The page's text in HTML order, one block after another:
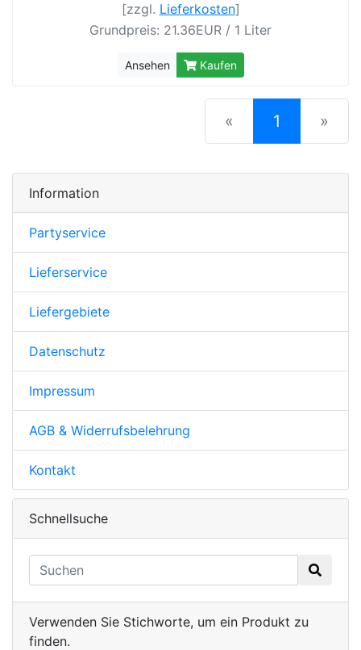
[zzgl. Lieferkosten]
Grundpreis: 21.36EUR / 1 Liter
Ansehen Kaufen
« 1 (current)
»
Information
Partyservice
Lieferservice
Liefergebiete
Datenschutz
Impressum
AGB & Widerrufsbelehrung
Kontakt
Schnellsuche
Verwenden Sie Stichworte, um ein Produkt zu
finden.